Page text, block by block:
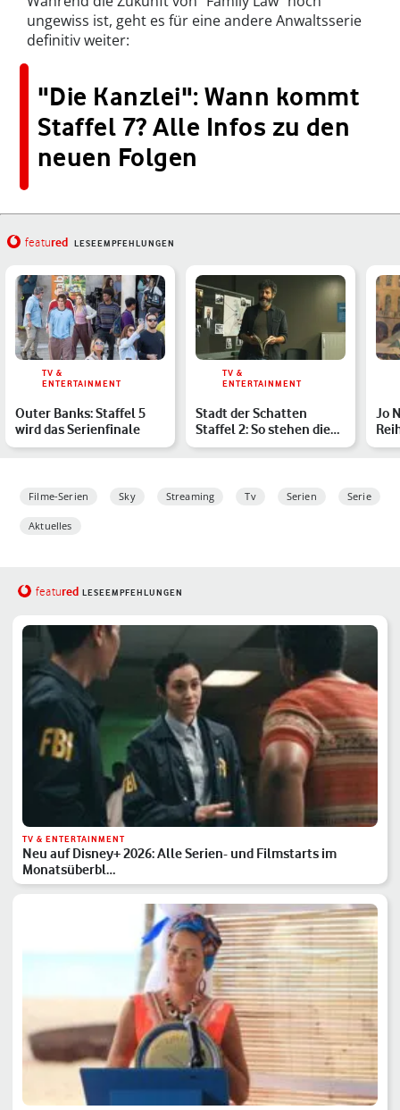
ungewiss ist, geht es für eine andere Anwaltsserie
definitiv weiter:
"Die Kanzlei": Wann kommt
Staffel 7? Alle Infos zu den
neuen Folgen
featured LESEEMPFEHLUNGEN
TV &
ENTERTAINMENT
Outer Banks: Staffel 5
wird das Serienfinale
TV &
ENTERTAINMENT
Stadt der Schatten
Staffel 2: So stehen die
Chancen für eine Fort…
Jo
Filme-Serien Sky Streaming Tv Serien Serie
Aktuelles
featured LESEEMPFEHLUNGEN
TV & ENTERTAINMENT
Neu auf Disney+ 2026: Alle Serien- und Filmstarts im
Monatsüberbl…